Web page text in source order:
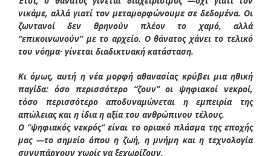
νικάμε, αλλά γιατί τον μεταμορφώνουμε σε δεδομένα. Οι
ζωντανοί δεν θρηνούν πλέον το χαμό, αλλά
“επικοινωνούν” με το αρχείο. Ο θάνατος χάνει το τελικό
του νόημα· γίνεται διαδικτυακή κατάσταση.
Κι όμως, αυτή η νέα μορφή αθανασίας κρύβει μια ηθική
παγίδα: όσο περισσότερο “ζουν” οι ψηφιακοί νεκροί,
τόσο περισσότερο αποδυναμώνεται η εμπειρία της
απώλειας και η ίδια η αξία του ανθρώπινου τέλους.
Ο “ψηφιακός νεκρός” είναι το οριακό πλάσμα της εποχής
μας —το σημείο όπου η ζωή, η μνήμη και η τεχνολογία
συνυπάρχουν χωρίς να ξεχωρίζουν.